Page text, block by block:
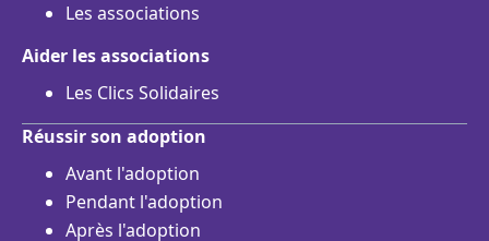
Les associations
Aider les associations
Les Clics Solidaires
Réussir son adoption
Avant l'adoption
Pendant l'adoption
Après l'adoption